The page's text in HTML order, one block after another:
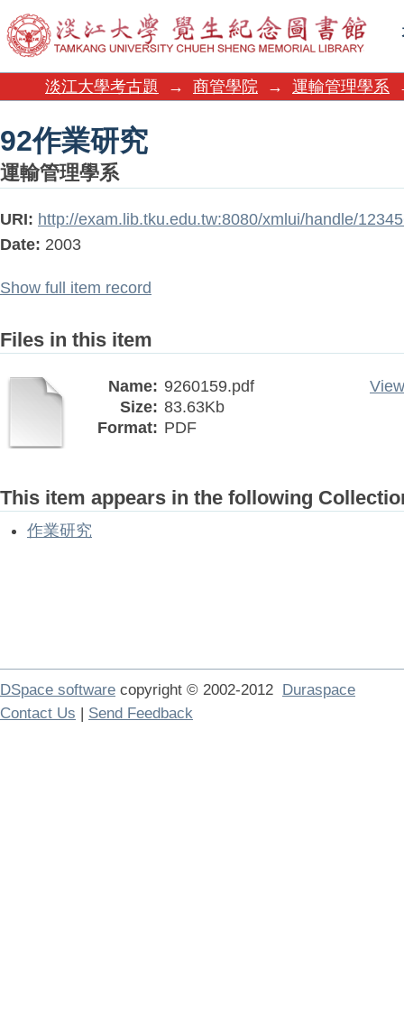
92作業研究
淡江大學考古題 → 商管學院 → 運輸管理學系
92作業研究
運輸管理學系
URI: http://exam.lib.tku.edu.tw:8080/xmlui/handle/
Date: 2003
Show full item record
Files in this item
Name: 9260159.pdf
Size: 83.63Kb
Format: PDF
This item appears in the following
作業研究
DSpace software copyright © 2002-2012 Duraspace
Contact Us | Send Feedback